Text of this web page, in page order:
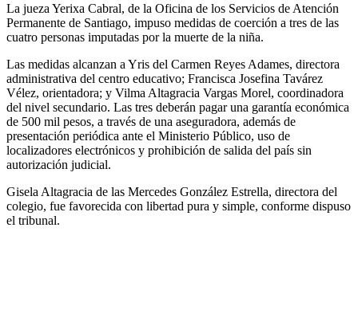
La jueza Yerixa Cabral, de la Oficina de los Servicios de Atención
Permanente de Santiago, impuso medidas de coerción a tres de las
cuatro personas imputadas por la muerte de la niña.
Las medidas alcanzan a Yris del Carmen Reyes Adames, directora
administrativa del centro educativo; Francisca Josefina Tavárez
Vélez, orientadora; y Vilma Altagracia Vargas Morel, coordinadora
del nivel secundario. Las tres deberán pagar una garantía económica
de 500 mil pesos, a través de una aseguradora, además de
presentación periódica ante el Ministerio Público, uso de
localizadores electrónicos y prohibición de salida del país sin
autorización judicial.
Gisela Altagracia de las Mercedes González Estrella, directora del
colegio, fue favorecida con libertad pura y simple, conforme dispuso
el tribunal.